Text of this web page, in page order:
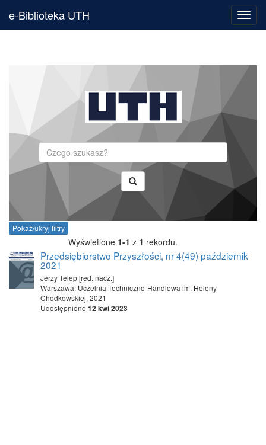
e-Biblioteka UTH
Pokaż/ukryj filtry
Wyświetlone 1-1 z 1 rekordu.
Przedsiębiorstwo Przyszłości, nr 4(49) październik
2021
Jerzy Telep [red. nacz.]
Warszawa: Uczelnia Techniczno-Handlowa im. Heleny
Chodkowskiej, 2021
Udostępniono 12 kwi 2023